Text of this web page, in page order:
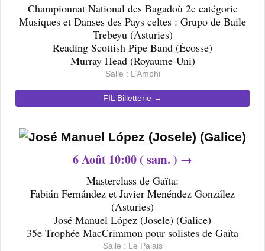
Championnat National des Bagadoù 2e catégorie
Musiques et Danses des Pays celtes : Grupo de Baile
Trebeyu (Asturies)
Reading Scottish Pipe Band (Écosse)
Murray Head (Royaume-Uni)
Salle : L’Amphi
FIL Billetterie →
6Août 10:00 ( sam. ) →
Masterclass de Gaïta:
Fabián Fernández et Javier Menéndez González
(Asturies)
José Manuel López (Josele) (Galice)
35e Trophée MacCrimmon pour solistes de Gaïta
Salle : Le Palais